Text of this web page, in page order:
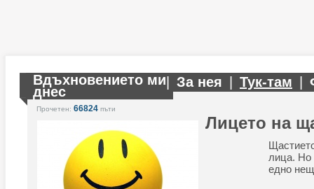
Вдъхновението ми
днес
За нея Тук-там
Прочетен: 66824 пъти
Лицето на
лица. Но
едно